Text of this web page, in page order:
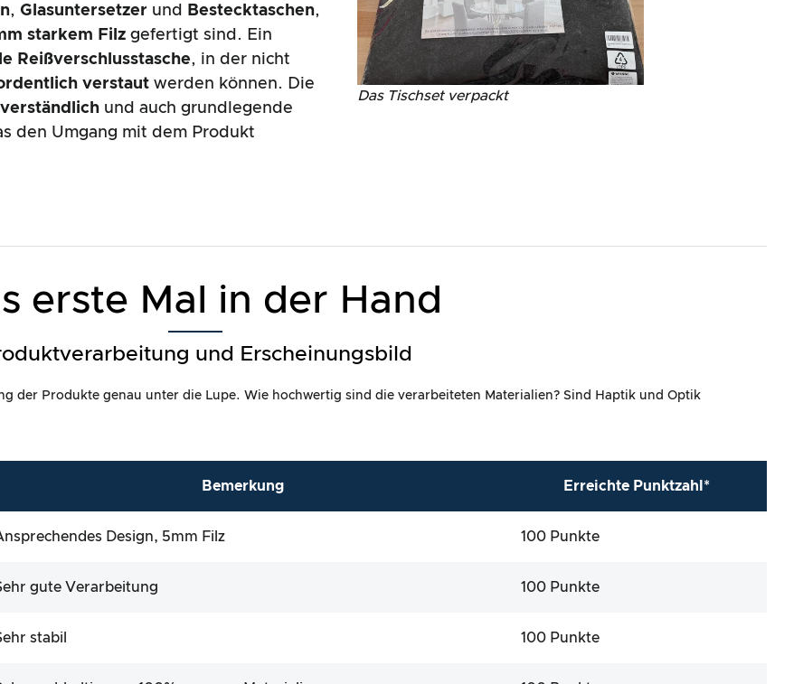
,Glasuntersetzer und Bestecktaschen,
starkem Filz gefertigt sind. Ein
Reißverschlusstasche, in der nicht
verstautwerden können. Die
und auch grundlegende
den Umgang mit dem Produkt
Das Tischset verpackt
erste Mal in der Hand
und Erscheinungsbild
der Produkte genau unter die Lupe. Wie hochwertig sind die verarbeiteten Materialien? Sind Haptik und Optik
Bemerkung Erreichte Punktzahl*
Design, 5mm Filz 100 Punkte
gute Verarbeitung 100 Punkte
stabil 100 Punkte